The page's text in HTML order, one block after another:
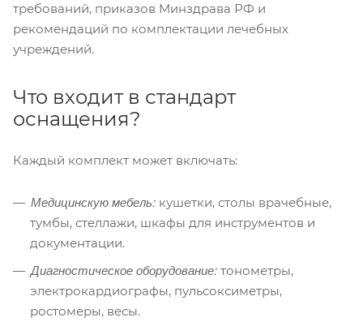
требований, приказов Минздрава РФ и
рекомендаций по комплектации лечебных
учреждений.
Что входит в стандарт
оснащения?
Каждый комплект может включать:
Медицинскую мебель: кушетки, столы врачебные,
тумбы, стеллажи, шкафы для инструментов и
документации.
Диагностическое оборудование: тонометры,
электрокардиографы, пульсоксиметры,
ростомеры, весы.